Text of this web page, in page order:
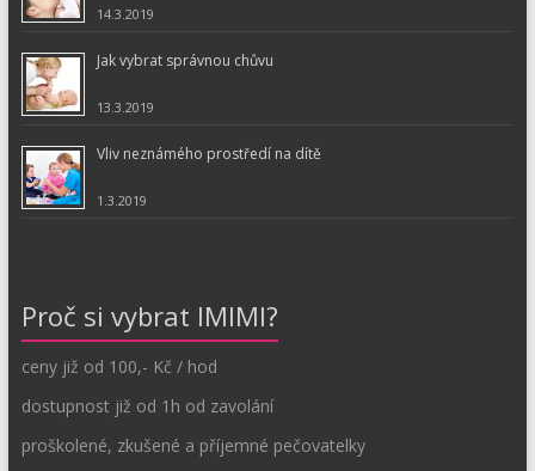
14.3.2019
Jak vybrat správnou chůvu
13.3.2019
Vliv neznámého prostředí na dítě
1.3.2019
Proč si vybrat IMIMI?
ceny již od 100,- Kč / hod
dostupnost již od 1h od zavolání
proškolené, zkušené a příjemné pečovatelky